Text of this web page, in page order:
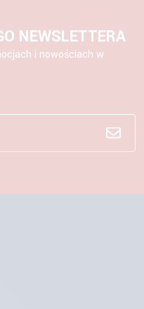
NEWSLETTERA
i nowościach w